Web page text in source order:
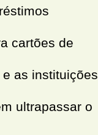
cartões de
as instituições
ultrapassar o